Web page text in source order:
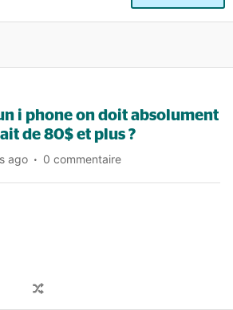
i phone on doit absolument
de 80$ et plus ?
ago 0 commentaire